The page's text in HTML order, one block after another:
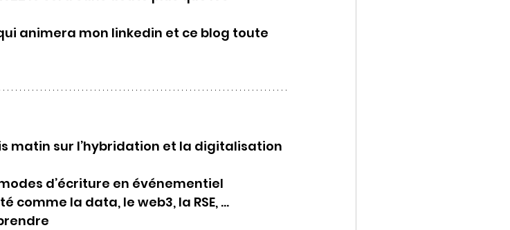
animera mon linkedin et ce blog toute
matin sur l’hybridation et la digitalisation
d’écriture en événementiel
comme la data, le web3, la RSE, ...